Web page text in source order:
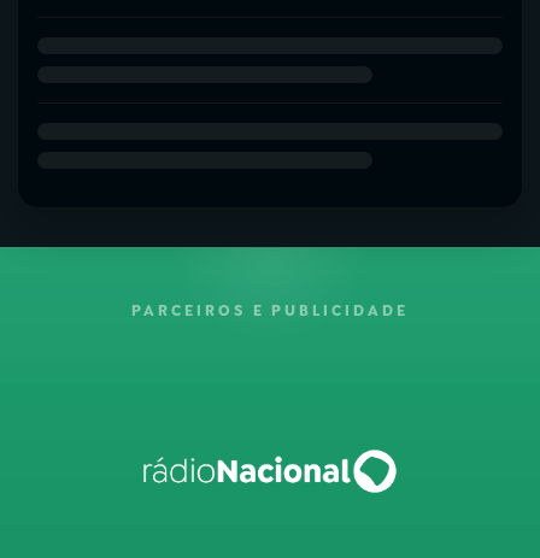
PARCEIROS E PUBLICIDADE